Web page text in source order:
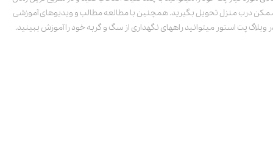
درب منزل تحویل بگیرید. همچنین با مطالعه مطالب و ویدیوهای آموزشی
وبلاگ پت استور میتوانید راههای نگهداری از سگ و گربه خود را آموزش ببینید.